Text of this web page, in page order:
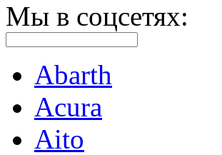
Мы в соцсетях:
Abarth
Acura
Aito